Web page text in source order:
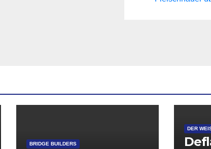
BRIDGE BUILDERS
DER